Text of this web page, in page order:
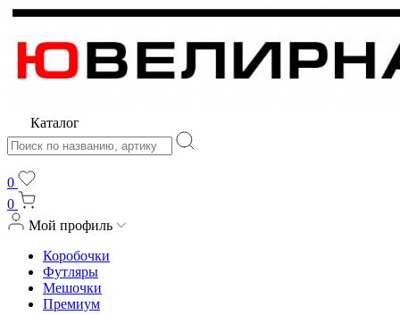
Каталог
0
0
Мой профиль
Коробочки
Футляры
Мешочки
Премиум